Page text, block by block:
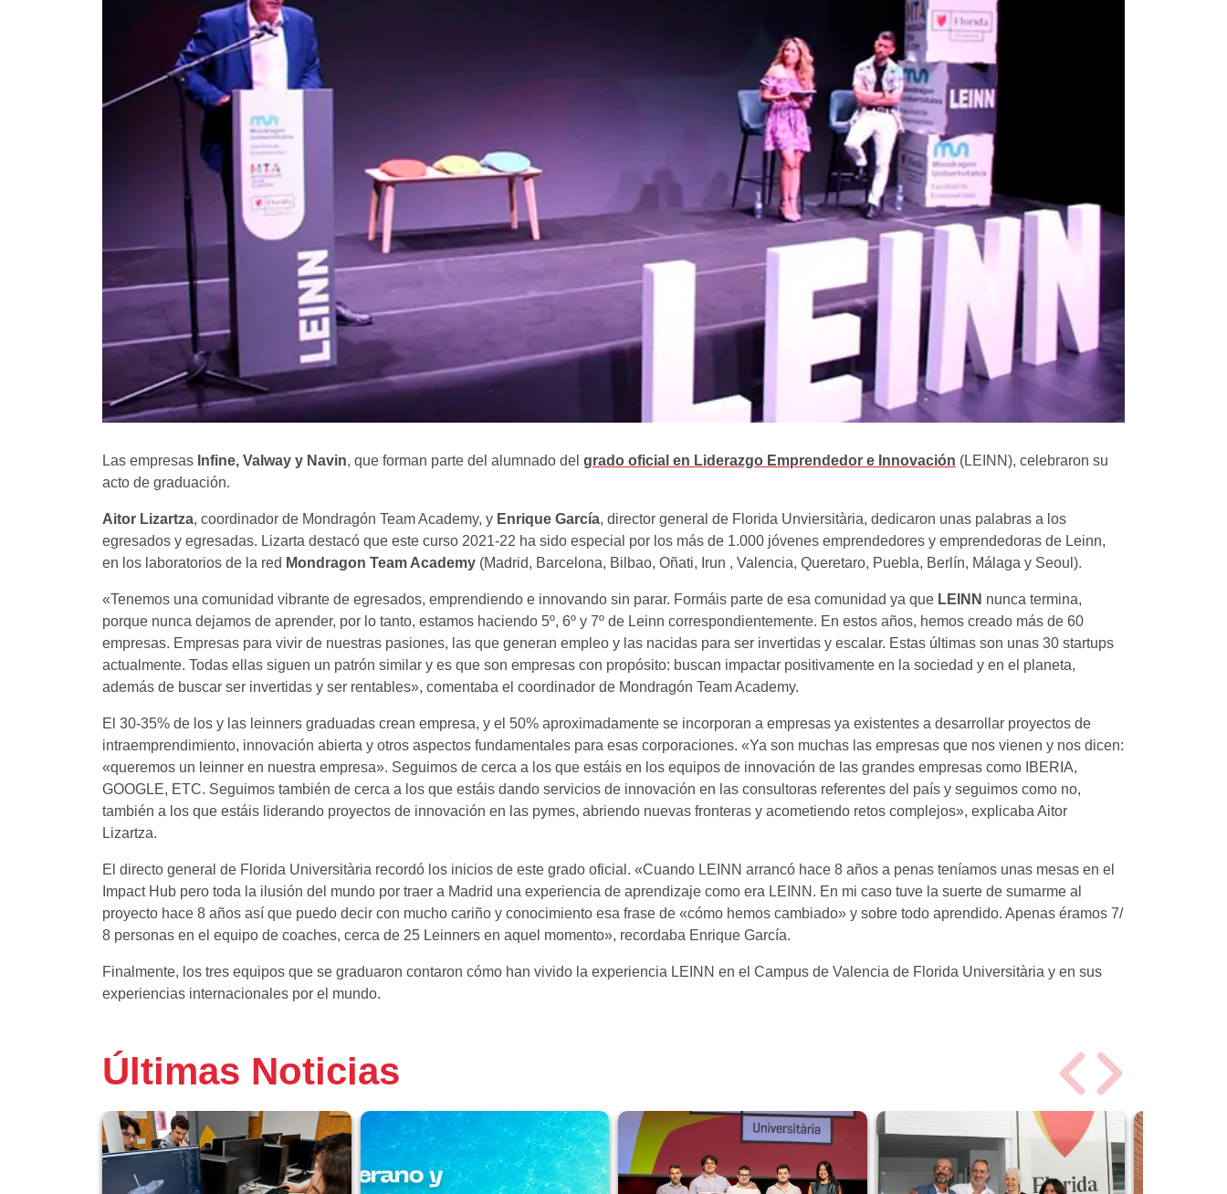
Las empresas Infine, Valway y Navin, que forman parte del alumnado del grado oficial en Liderazgo Emprendedor e Innovación (LEINN), celebraron su
acto de graduación.
Aitor Lizartza, coordinador de Mondragón Team Academy, y Enrique García, director general de Florida Unviersitària, dedicaron unas palabras a los
egresados y egresadas. Lizarta destacó que este curso 2021-22 ha sido especial por los más de 1.000 jóvenes emprendedores y emprendedoras de Leinn,
en los laboratorios de la red Mondragon Team Academy (Madrid, Barcelona, Bilbao, Oñati, Irun , Valencia, Queretaro, Puebla, Berlín, Málaga y Seoul).
«Tenemos una comunidad vibrante de egresados, emprendiendo e innovando sin parar. Formáis parte de esa comunidad ya que LEINN nunca termina,
porque nunca dejamos de aprender, por lo tanto, estamos haciendo 5º, 6º y 7º de Leinn correspondientemente. En estos años, hemos creado más de 60
empresas. Empresas para vivir de nuestras pasiones, las que generan empleo y las nacidas para ser invertidas y escalar. Estas últimas son unas 30 startups
actualmente. Todas ellas siguen un patrón similar y es que son empresas con propósito: buscan impactar positivamente en la sociedad y en el planeta,
además de buscar ser invertidas y ser rentables», comentaba el coordinador de Mondragón Team Academy.
El 30-35% de los y las leinners graduadas crean empresa, y el 50% aproximadamente se incorporan a empresas ya existentes a desarrollar proyectos de
intraemprendimiento, innovación abierta y otros aspectos fundamentales para esas corporaciones. «Ya son muchas las empresas que nos vienen y nos dicen:
«queremos un leinner en nuestra empresa». Seguimos de cerca a los que estáis en los equipos de innovación de las grandes empresas como IBERIA,
GOOGLE, ETC. Seguimos también de cerca a los que estáis dando servicios de innovación en las consultoras referentes del país y seguimos como no,
también a los que estáis liderando proyectos de innovación en las pymes, abriendo nuevas fronteras y acometiendo retos complejos», explicaba Aitor
Lizartza.
El directo general de Florida Universitària recordó los inicios de este grado oficial. «Cuando LEINN arrancó hace 8 años a penas teníamos unas mesas en el
Impact Hub pero toda la ilusión del mundo por traer a Madrid una experiencia de aprendizaje como era LEINN. En mi caso tuve la suerte de sumarme al
proyecto hace 8 años así que puedo decir con mucho cariño y conocimiento esa frase de «cómo hemos cambiado» y sobre todo aprendido. Apenas éramos 7/
8 personas en el equipo de coaches, cerca de 25 Leinners en aquel momento», recordaba Enrique García.
Finalmente, los tres equipos que se graduaron contaron cómo han vivido la experiencia LEINN en el Campus de Valencia de Florida Universitària y en sus
experiencias internacionales por el mundo.
Últimas Noticias